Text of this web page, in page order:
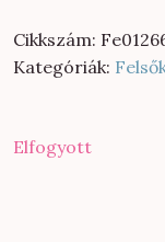
Cikkszám:
Kategóriák:
Elfogyott